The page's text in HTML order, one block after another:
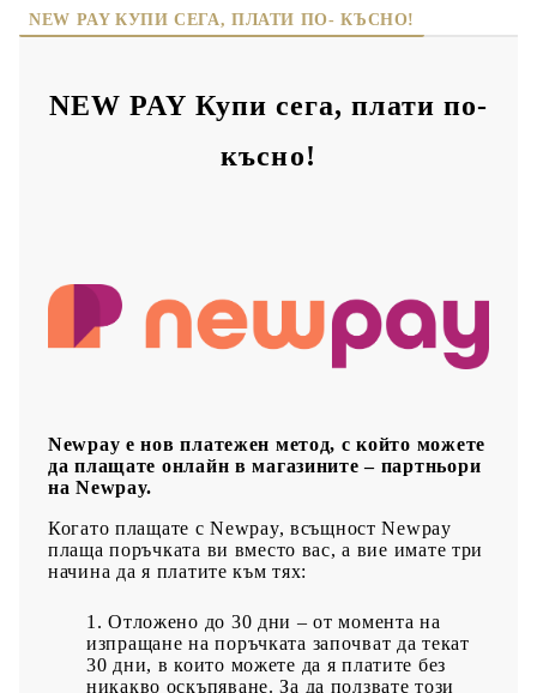
NEW PAY КУПИ СЕГА, ПЛАТИ ПО- КЪСНО!
NEW PAY Купи сега, плати по-
късно!
Newpay е нов платежен метод, с който можете
да плащате онлайн в магазините – партньори
на Newpay.
Когато плащате с Newpay, всъщност Newpay
плаща поръчката ви вместо вас, а вие имате три
начина да я платите към тях:
Отложено до 30 дни – от момента на
изпращане на поръчката започват да текат
30 дни, в които можете да я платите без
никакво оскъпяване. За да ползвате този